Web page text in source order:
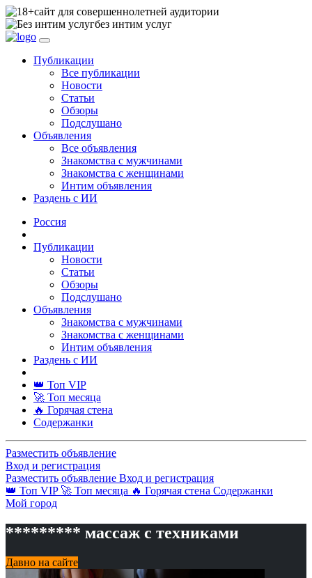
сайт для совершеннолетней аудитории
без интим услуг
Публикации
Все публикации
Новости
Статьи
Обзоры
Подслушано
Объявления
Все объявления
Знакомства с мужчинами
Знакомства с женщинами
Интим объявления
Раздень с ИИ
Россия
Публикации
Новости
Статьи
Обзоры
Подслушано
Объявления
Знакомства с мужчинами
Знакомства с женщинами
Интим объявления
Раздень с ИИ
👑 Топ VIP
🚀 Топ месяца
🔥 Горячая стена
Содержанки
Разместить объявление
Вход и регистрация
Разместить объявление Вход и регистрация
👑 Топ VIP 🚀 Топ месяца 🔥 Горячая стена Содержанки
Мой город
********* массаж с техниками
Давно на сайте